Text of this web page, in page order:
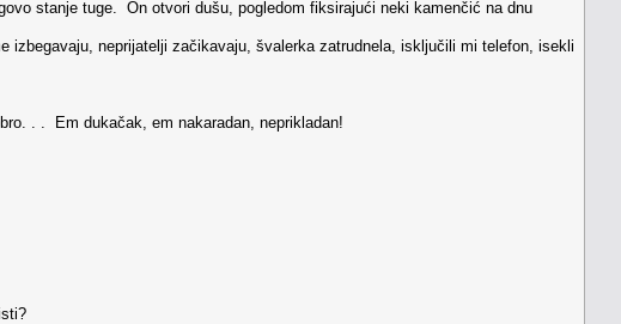
stanje tuge. On otvori dušu, pogledom fiksirajući neki kamenčić na dnu
neprijatelji začikavaju, švalerka zatrudnela, isključili mi telefon, isekli
. . Em dukačak, em nakaradan, neprikladan!